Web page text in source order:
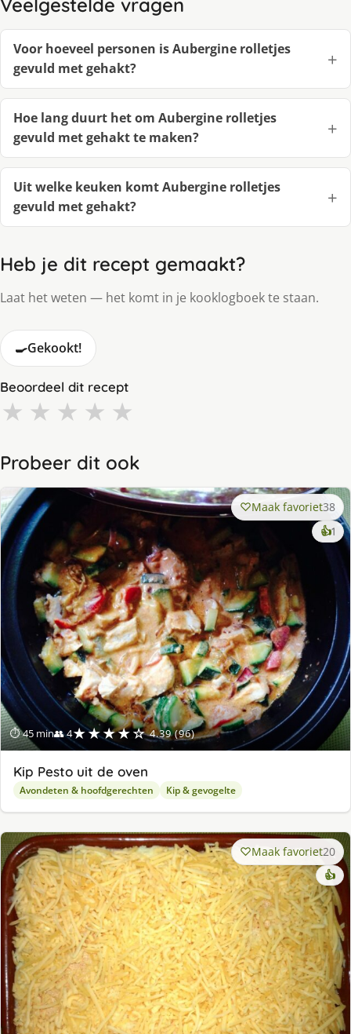
Veelgestelde vragen
Voor hoeveel personen is Aubergine rolletjes
gevuld met gehakt?
Hoe lang duurt het om Aubergine rolletjes
gevuld met gehakt te maken?
Uit welke keuken komt Aubergine rolletjes
gevuld met gehakt?
Heb je dit recept gemaakt?
Laat het weten — het komt in je kooklogboek te staan.
🍳Gekookt!
Beoordeel dit recept
★ ★ ★ ★ ★
Probeer dit ook
⏱ 45 min👥 4★★★★☆ 4.39 (96)
Maak favoriet38
👍1
Kip Pesto uit de oven
Avondeten & hoofdgerechten Kip & gevogelte
Maak favoriet20
👍